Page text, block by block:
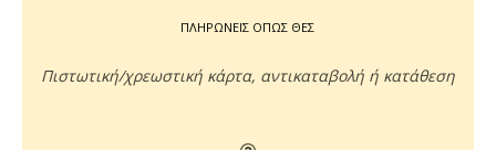
ΠΛΗΡΩΝΕΙΣ ΟΠΩΣ ΘΕΣ
Πιστωτική/χρεωστική κάρτα, αντικαταβολή ή κατάθεση